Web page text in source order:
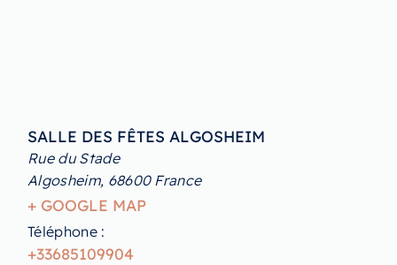
SALLE DES FÊTES ALGOSHEIM
Rue du Stade
Algosheim, 68600 France
+ GOOGLE MAP
Téléphone :
+33685109904